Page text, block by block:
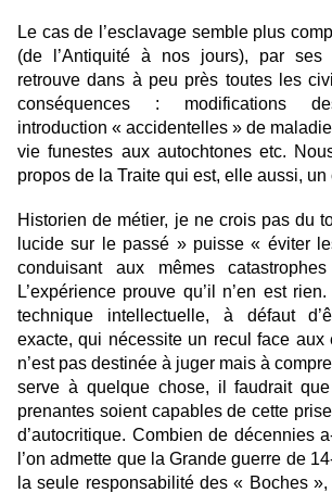
Le cas de l’esclavage semble plus
(de l’Antiquité à nos jours), par ses
retrouve dans à peu près toutes les
conséquences : modifications
introduction « accidentelles » de
vie funestes aux autochtones etc.
propos de la Traite qui est, elle aussi, un
Historien de métier, je ne crois pas du
lucide sur le passé » puisse « éviter
conduisant aux mêmes
L’expérience prouve qu’il n’en est
technique intellectuelle, à défaut
exacte, qui nécessite un recul face aux
n’est pas destinée à juger mais à
serve à quelque chose, il faudrait
prenantes soient capables de cette
d’autocritique. Combien de décennies
l’on admette que la Grande guerre de
la seule responsabilité des « Boches